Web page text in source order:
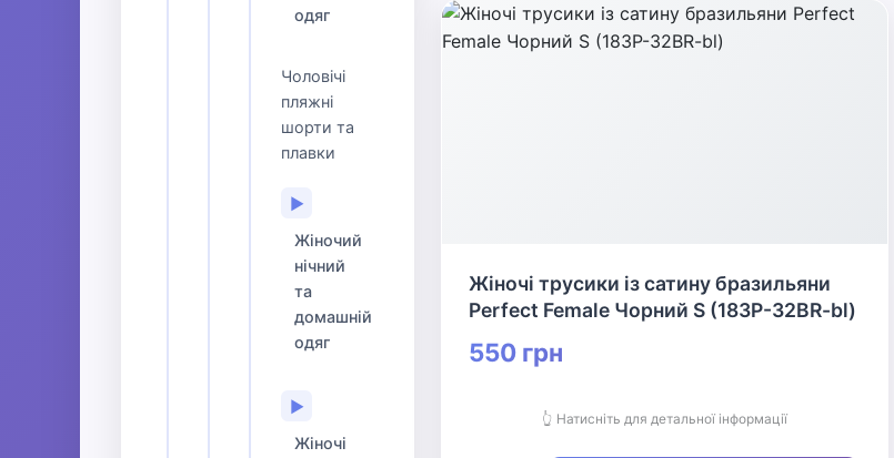
одяг
Чоловічі
пляжні
шорти та
плавки
▶
Жіночий
нічний
та
домашній
одяг
▶
Жіночі
Жіночі трусики із сатину бразильяни
Perfect Female Чорний S (183P-32BR-bl)
550 грн
👆 Натисніть для детальної інформації